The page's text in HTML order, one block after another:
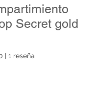
Secret gold
la calificación es de 5.0
| 1 reseña